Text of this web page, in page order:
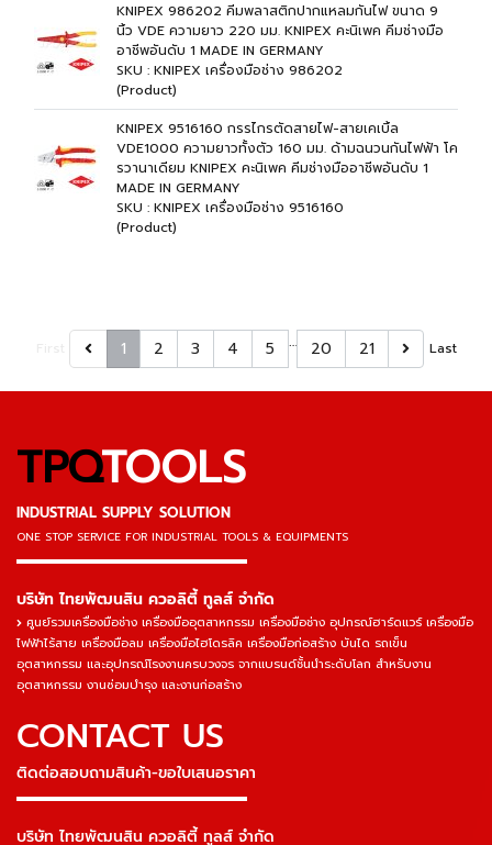
KNIPEX 986202 คีมพลาสติกปากแหลมกันไฟ ขนาด 9
นิ้ว VDE ความยาว 220 มม. KNIPEX คะนิเพค คีมช่างมือ
อาชีพอันดับ 1 MADE IN GERMANY
SKU : KNIPEX เครื่องมือช่าง 986202
(Product)
KNIPEX 9516160 กรรไกรตัดสายไฟ-สายเคเบิ้ล
VDE1000 ความยาวทั้งตัว 160 มม. ด้ามฉนวนกันไฟฟ้า โค
รวานาเดียม KNIPEX คะนิเพค คีมช่างมืออาชีพอันดับ 1
MADE IN GERMANY
SKU : KNIPEX เครื่องมือช่าง 9516160
(Product)
1 2 3 4 5 … 20 21 Last
TPQTOOLS
INDUSTRIAL SUPPLY SOLUTION
ONE STOP SERVICE FOR INDUSTRIAL TOOLS & EQUIPMENTS
▬▬▬▬▬▬▬▬▬▬▬▬▬▬▬
บริษัท ไทยพัฒนสิน ควอลิตี้ ทูลส์ จำกัด
ศูนย์รวมเครื่องมือช่าง เครื่องมืออุตสาหกรรม เครื่องมือช่าง อุปกรณ์ฮาร์ดแวร์ เครื่องมือ
ไฟฟ้าไร้สาย เครื่องมือลม เครื่องมือไฮโดรลิค เครื่องมือก่อสร้าง บันได รถเข็น
อุตสาหกรรม และอุปกรณ์โรงงานครบวงจร จากแบรนด์ชั้นนำระดับโลก สำหรับงาน
อุตสาหกรรม งานซ่อมบำรุง และงานก่อสร้าง
CONTACT US
ติดต่อสอบถามสินค้า-ขอใบเสนอราคา
▬▬▬▬▬▬▬▬▬▬▬▬▬▬▬
บริษัท ไทยพัฒนสิน ควอลิตี้ ทูลส์ จำกัด